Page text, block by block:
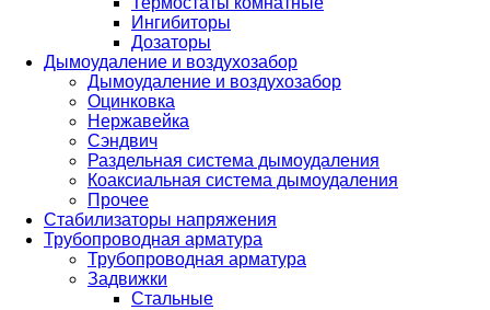
Ингибиторы
Дозаторы
Дымоудаление и воздухозабор
Дымоудаление и воздухозабор
Оцинковка
Нержавейка
Сэндвич
Раздельная система дымоудаления
Коаксиальная система дымоудаления
Прочее
Стабилизаторы напряжения
Трубопроводная арматура
Трубопроводная арматура
Задвижки
Стальные